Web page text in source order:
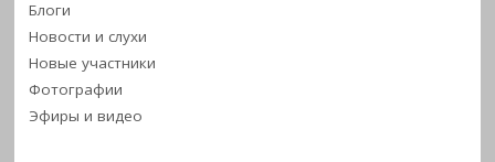
Блоги
Новости и слухи
Новые участники
Фотографии
Эфиры и видео